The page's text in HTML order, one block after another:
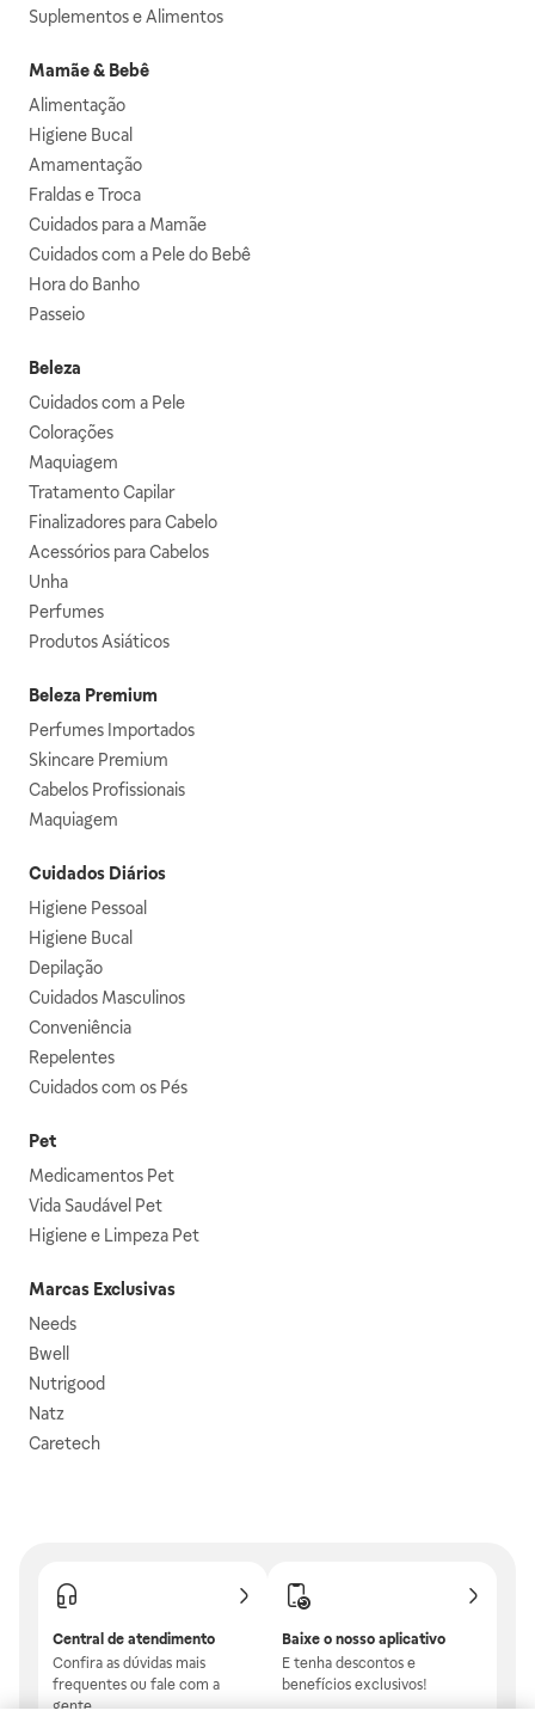
Suplementos e Alimentos
Mamãe & Bebê
Alimentação
Higiene Bucal
Amamentação
Fraldas e Troca
Cuidados para a Mamãe
Cuidados com a Pele do Bebê
Hora do Banho
Passeio
Beleza
Cuidados com a Pele
Colorações
Maquiagem
Tratamento Capilar
Finalizadores para Cabelo
Acessórios para Cabelos
Unha
Perfumes
Produtos Asiáticos
Beleza Premium
Perfumes Importados
Skincare Premium
Cabelos Profissionais
Maquiagem
Cuidados Diários
Higiene Pessoal
Higiene Bucal
Depilação
Cuidados Masculinos
Conveniência
Repelentes
Cuidados com os Pés
Pet
Medicamentos Pet
Vida Saudável Pet
Higiene e Limpeza Pet
Marcas Exclusivas
Needs
Bwell
Nutrigood
Natz
Caretech
Central de atendimento
Confira as dúvidas mais
frequentes ou fale com a
gente.
Baixe o nosso aplicativo
E tenha descontos e
benefícios exclusivos!